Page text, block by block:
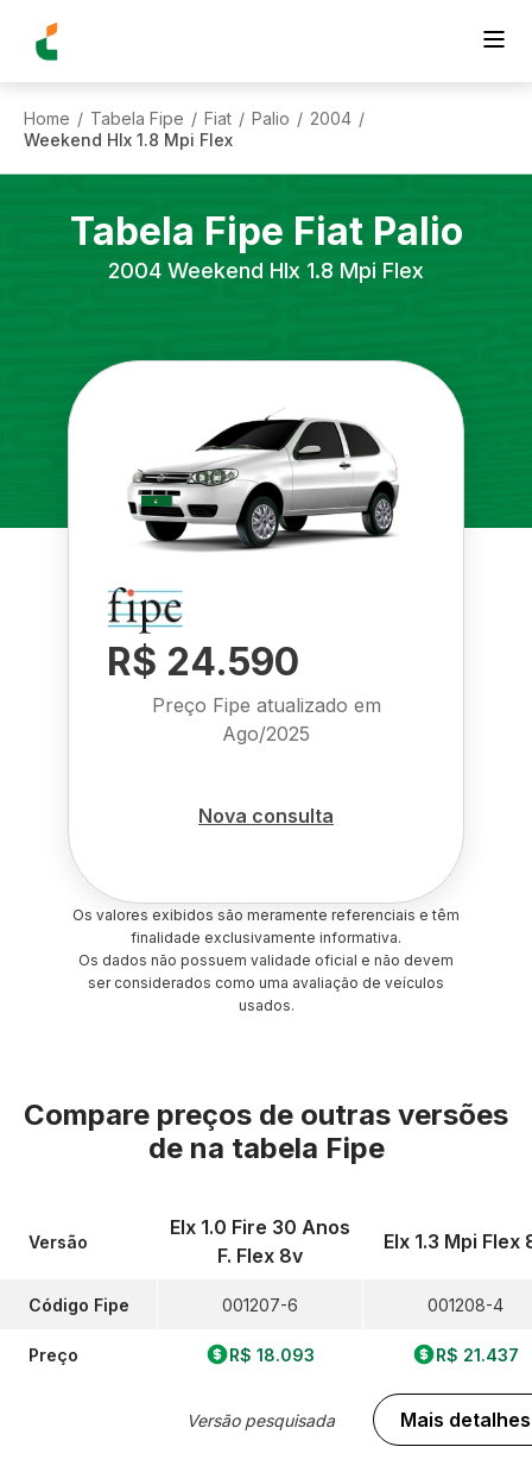
Home / Tabela Fipe / Fiat / Palio / 2004 /
Weekend Hlx 1.8 Mpi Flex
Tabela Fipe Fiat Palio
2004 Weekend Hlx 1.8 Mpi Flex
R$ 24.590
Preço Fipe atualizado em
Ago/2025
Nova consulta
Os valores exibidos são meramente referenciais e têm
finalidade exclusivamente informativa.
Os dados não possuem validade oficial e não devem
ser considerados como uma avaliação de veículos
usados.
Compare preços de outras versões
de na tabela Fipe
Versão
Código Fipe
Preço
Elx 1.0 Fire 30 Anos
F. Flex 8v
001207-6
R$ 18.093
Versão pesquisada
Elx 1.3 Mpi Flex
001208-4
R$ 21.437
Mais detalhes